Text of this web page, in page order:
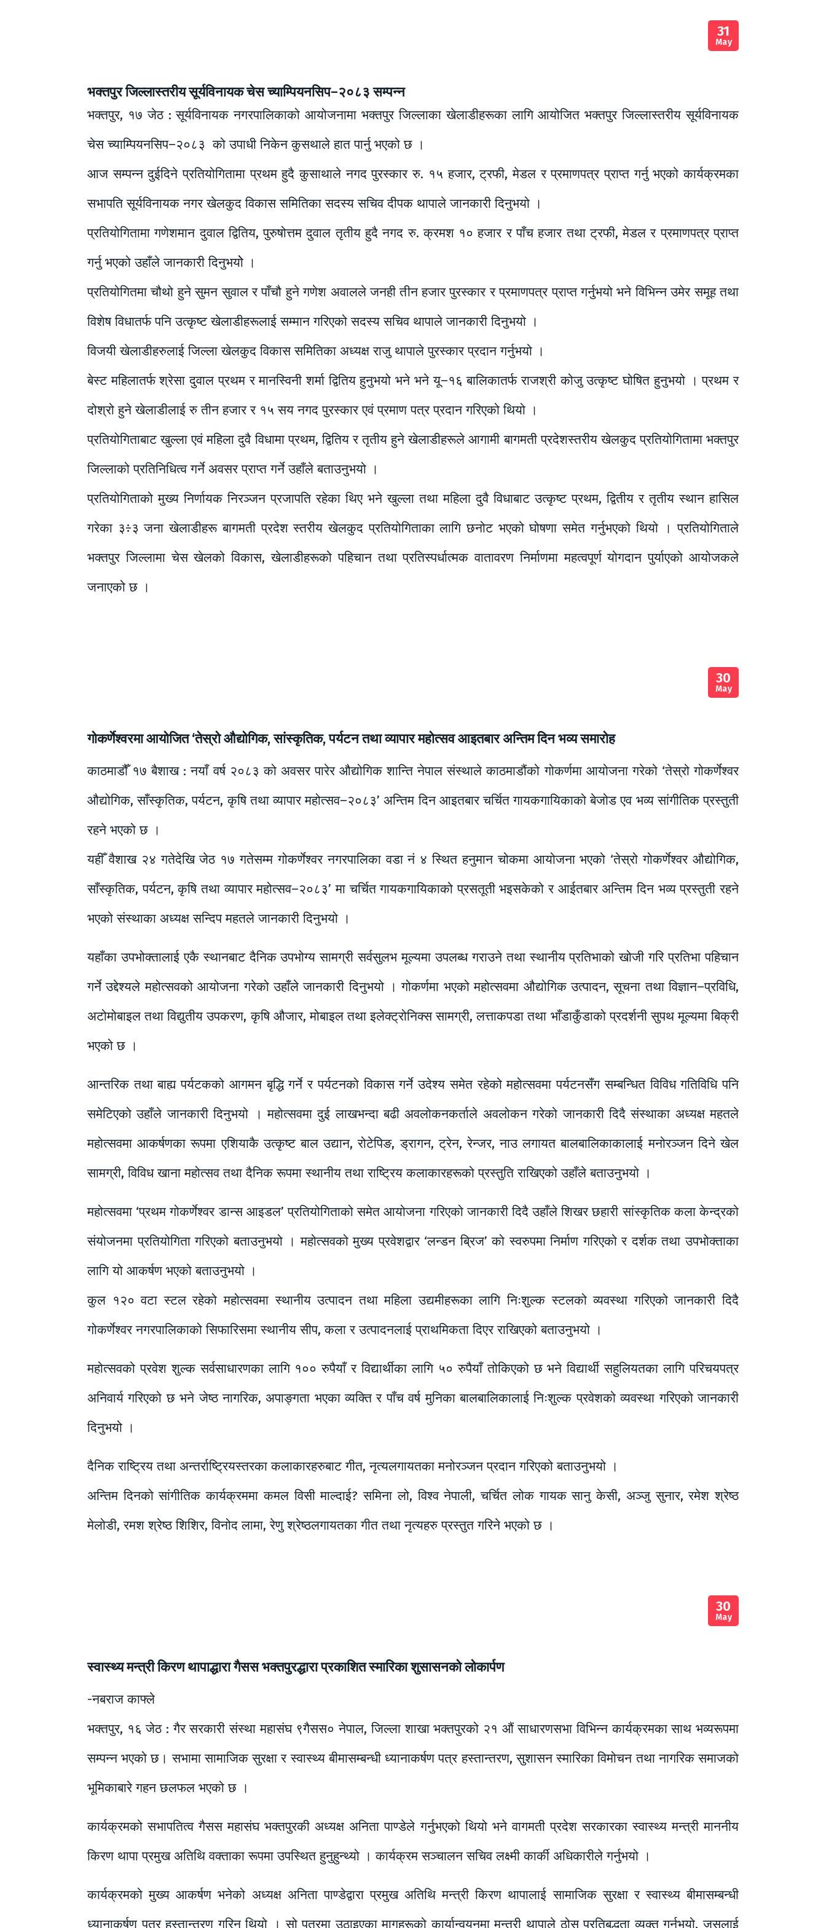
31
May
भक्तपुर जिल्लास्तरीय सूर्यविनायक चेस च्याम्पियनसिप–२०८३ सम्पन्न
भक्तपुर, १७ जेठ : सूर्यविनायक नगरपालिकाको आयोजनामा भक्तपुर जिल्लाका खेलाडीहरूका लागि आयोजित भक्तपुर जिल्लास्तरीय सूर्यविनायक
चेस च्याम्पियनसिप–२०८३ को उपाधी निकेन कुसथाले हात पार्नु भएको छ ।
आज सम्पन्न दुईदिने प्रतियोगितामा प्रथम हुदै कुसाथाले नगद पुरस्कार रु. १५ हजार, ट्रफी, मेडल र प्रमाणपत्र प्राप्त गर्नु भएको कार्यक्रमका
सभापति सूर्यविनायक नगर खेलकुद विकास समितिका सदस्य सचिव दीपक थापाले जानकारी दिनुभयो ।
प्रतियोगितामा गणेशमान दुवाल द्वितिय, पुरुषोत्तम दुवाल तृतीय हुदै नगद रु. क्रमश १० हजार र पाँच हजार तथा ट्रफी, मेडल र प्रमाणपत्र प्राप्त
गर्नु भएको उहाँले जानकारी दिनुभयोे ।
प्रतियोगितमा चौथो हुने सुमन सुवाल र पाँचौ हुने गणेश अवालले जनही तीन हजार पुरस्कार र प्रमाणपत्र प्राप्त गर्नुभयो भने विभिन्न उमेर समूह तथा
विशेष विधातर्फ पनि उत्कृष्ट खेलाडीहरूलाई सम्मान गरिएको सदस्य सचिव थापाले जानकारी दिनुभयो ।
विजयी खेलाडीहरुलाई जिल्ला खेलकुद विकास समितिका अध्यक्ष राजु थापाले पुरस्कार प्रदान गर्नुभयो ।
बेस्ट महिलातर्फ श्रेसा दुवाल प्रथम र मानस्विनी शर्मा द्वितिय हुनुभयो भने भने यू–१६ बालिकातर्फ राजश्री कोजु उत्कृष्ट घोषित हुनुभयो । प्रथम र
दोश्रो हुने खेलाडीलाई रु तीन हजार र १५ सय नगद पुरस्कार एवं प्रमाण पत्र प्रदान गरिएको थियो ।
प्रतियोगिताबाट खुल्ला एवं महिला दुवै विधामा प्रथम, द्वितिय र तृतीय हुने खेलाडीहरूले आगामी बागमती प्रदेशस्तरीय खेलकुद प्रतियोगितामा भक्तपुर
जिल्लाको प्रतिनिधित्व गर्ने अवसर प्राप्त गर्ने उहाँले बताउनुभयो ।
प्रतियोगिताको मुख्य निर्णायक निरञ्जन प्रजापति रहेका थिए भने खुल्ला तथा महिला दुवै विधाबाट उत्कृष्ट प्रथम, द्वितीय र तृतीय स्थान हासिल
गरेका ३÷३ जना खेलाडीहरू बागमती प्रदेश स्तरीय खेलकुद प्रतियोगिताका लागि छनोट भएको घोषणा समेत गर्नुभएको थियो । प्रतियोगिताले
भक्तपुर जिल्लामा चेस खेलको विकास, खेलाडीहरूको पहिचान तथा प्रतिस्पर्धात्मक वातावरण निर्माणमा महत्वपूर्ण योगदान पुर्याएको आयोजकले
जनाएको छ ।
30
May
गोकर्णेश्वरमा आयोजित ‘तेस्रो औद्योगिक, सांस्कृतिक, पर्यटन तथा व्यापार महोत्सव आइतबार अन्तिम दिन भव्य समारोह
काठमाडौँ १७ बैशाख : नयाँ वर्ष २०८३ को अवसर पारेर औद्योगिक शान्ति नेपाल संस्थाले काठमाडौंको गोकर्णमा आयोजना गरेको ‘तेस्रो गोकर्णेश्वर
औद्योगिक, साँस्कृतिक, पर्यटन, कृषि तथा व्यापार महोत्सव–२०८३’ अन्तिम दिन आइतबार चर्चित गायकगायिकाको बेजोड एव भव्य सांगीतिक प्रस्तुती
रहने भएको छ ।
यहीँ वैशाख २४ गतेदेखि जेठ १७ गतेसम्म गोकर्णेश्वर नगरपालिका वडा नं ४ स्थित हनुमान चोकमा आयोजना भएको ‘तेस्रो गोकर्णेश्वर औद्योगिक,
साँस्कृतिक, पर्यटन, कृषि तथा व्यापार महोत्सव–२०८३’ मा चर्चित गायकगायिकाको प्रसतूती भइसकेको र आईतबार अन्तिम दिन भव्य प्रस्तुती रहने
भएको संस्थाका अध्यक्ष सन्दिप महतले जानकारी दिनुभयो ।
यहाँका उपभोक्तालाई एकै स्थानबाट दैनिक उपभोग्य सामग्री सर्वसुलभ मूल्यमा उपलब्ध गराउने तथा स्थानीय प्रतिभाको खोजी गरि प्रतिभा पहिचान
गर्ने उद्देश्यले महोत्सवको आयोजना गरेको उहाँले जानकारी दिनुभयो । गोकर्णमा भएको महोत्सवमा औद्योगिक उत्पादन, सूचना तथा विज्ञान–प्रविधि,
अटोमोबाइल तथा विद्युतीय उपकरण, कृषि औजार, मोबाइल तथा इलेक्ट्रोनिक्स सामग्री, लत्ताकपडा तथा भाँडाकुँडाको प्रदर्शनी सुपथ मूल्यमा बिक्री
भएको छ ।
आन्तरिक तथा बाह्य पर्यटकको आगमन बृद्धि गर्ने र पर्यटनको विकास गर्ने उदेश्य समेत रहेको महोत्सवमा पर्यटनसँग सम्बन्धित विविध गतिविधि पनि
समेटिएको उहाँले जानकारी दिनुभयो । महोत्सवमा दुई लाखभन्दा बढी अवलोकनकर्ताले अवलोकन गरेको जानकारी दिदै संस्थाका अध्यक्ष महतले
महोत्सवमा आकर्षणका रूपमा एशियाकै उत्कृष्ट बाल उद्यान, रोटेपिङ, ड्रागन, ट्रेन, रेन्जर, नाउ लगायत बालबालिकाकालाई मनोरञ्जन दिने खेल
सामग्री, विविध खाना महोत्सव तथा दैनिक रूपमा स्थानीय तथा राष्ट्रिय कलाकारहरूको प्रस्तुति राखिएको उहाँले बताउनुभयो ।
महोत्सवमा ‘प्रथम गोकर्णेश्वर डान्स आइडल’ प्रतियोगिताको समेत आयोजना गरिएको जानकारी दिदै उहाँले शिखर छहारी सांस्कृतिक कला केन्द्रको
संयोजनमा प्रतियोगिता गरिएको बताउनुभयो । महोत्सवको मुख्य प्रवेशद्वार ‘लन्डन ब्रिज’ को स्वरुपमा निर्माण गरिएको र दर्शक तथा उपभोक्ताका
लागि यो आकर्षण भएको बताउनुभयो ।
कुल १२० वटा स्टल रहेको महोत्सवमा स्थानीय उत्पादन तथा महिला उद्यमीहरूका लागि निःशुल्क स्टलको व्यवस्था गरिएको जानकारी दिदै
गोकर्णेश्वर नगरपालिकाको सिफारिसमा स्थानीय सीप, कला र उत्पादनलाई प्राथमिकता दिएर राखिएको बताउनुभयो ।
महोत्सवको प्रवेश शुल्क सर्वसाधारणका लागि १०० रुपैयाँ र विद्यार्थीका लागि ५० रुपैयाँ तोकिएको छ भने विद्यार्थी सहुलियतका लागि परिचयपत्र
अनिवार्य गरिएको छ भने जेष्ठ नागरिक, अपाङ्गता भएका व्यक्ति र पाँच वर्ष मुनिका बालबालिकालाई निःशुल्क प्रवेशको व्यवस्था गरिएको जानकारी
दिनुभयो ।
दैनिक राष्ट्रिय तथा अन्तर्राष्ट्रियस्तरका कलाकारहरुबाट गीत, नृत्यलगायतका मनोरञ्जन प्रदान गरिएको बताउनुभयो ।
अन्तिम दिनको सांगीतिक कार्यक्रममा कमल विसी माल्दाई? समिना लो, विश्व नेपाली, चर्चित लोक गायक सानु केसी, अञ्जु सुनार, रमेश श्रेष्ठ
मेलोडी, रमश श्रेष्ठ शिशिर, विनोद लामा, रेणु श्रेष्ठलगायतका गीत तथा नृत्यहरु प्रस्तुत गरिने भएको छ ।
30
May
स्वास्थ्य मन्त्री किरण थापाद्धारा गैसस भक्तपुरद्धारा प्रकाशित स्मारिका शुसासनको लोकार्पण
-नबराज काफ्ले
भक्तपुर, १६ जेठ : गैर सरकारी संस्था महासंघ ९गैसस० नेपाल, जिल्ला शाखा भक्तपुरको २१ औं साधारणसभा विभिन्न कार्यक्रमका साथ भव्यरूपमा
सम्पन्न भएको छ। सभामा सामाजिक सुरक्षा र स्वास्थ्य बीमासम्बन्धी ध्यानाकर्षण पत्र हस्तान्तरण, सुशासन स्मारिका विमोचन तथा नागरिक समाजको
भूमिकाबारे गहन छलफल भएको छ ।
कार्यक्रमको सभापतित्व गैसस महासंघ भक्तपुरकी अध्यक्ष अनिता पाण्डेले गर्नुभएको थियो भने वागमती प्रदेश सरकारका स्वास्थ्य मन्त्री माननीय
किरण थापा प्रमुख अतिथि वक्ताका रूपमा उपस्थित हुनुहुन्थ्यो । कार्यक्रम सञ्चालन सचिव लक्ष्मी कार्की अधिकारीले गर्नुभयो ।
कार्यक्रमको मुख्य आकर्षण भनेको अध्यक्ष अनिता पाण्डेद्वारा प्रमुख अतिथि मन्त्री किरण थापालाई सामाजिक सुरक्षा र स्वास्थ्य बीमासम्बन्धी
ध्यानाकर्षण पत्र हस्तान्तरण गरिनु थियो । सो पत्रमा उठाइएका मागहरूको कार्यान्वयनमा मन्त्री थापाले ठोस प्रतिबद्धता व्यक्त गर्नुभयो, जसलाई